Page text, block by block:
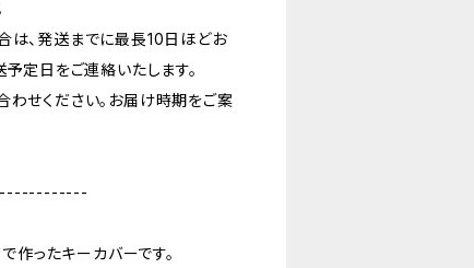
は、発送までに最長10日ほどお
定日をご連絡いたします。
せください。お届け時期をご案
作ったキーカバーです。